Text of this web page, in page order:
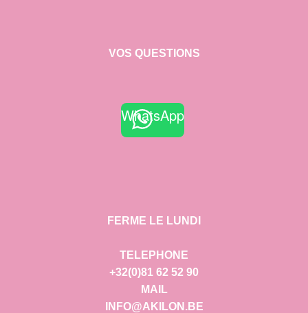
VOS QUESTIONS
WhatsApp
FERME LE LUNDI
TELEPHONE
+32(0)81 62 52 90
MAIL
INFO@AKILON.BE